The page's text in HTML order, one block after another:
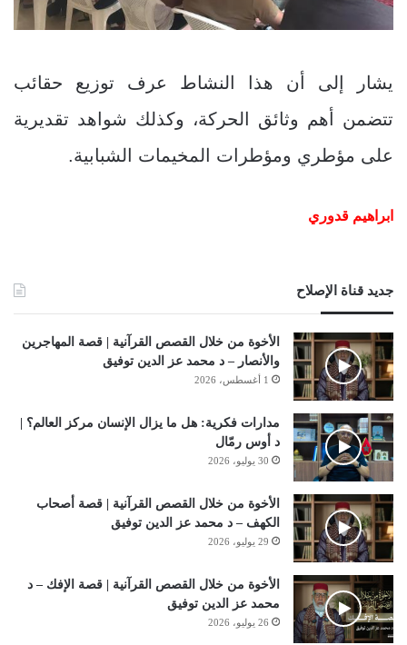
يشار إلى أن هذا النشاط عرف توزيع حقائب
تتضمن أهم وثائق الحركة، وكذلك شواهد تقديرية
على مؤطري ومؤطرات المخيمات الشبابية.
ابراهيم قدوري
جديد قناة الإصلاح
الأخوة من خلال القصص القرآنية | قصة المهاجرين
والأنصار – د محمد عز الدين توفيق
1 أغسطس، 2026
مدارات فكرية: هل ما يزال الإنسان مركز العالم؟ |
د أوس رمّال
30 يوليو، 2026
الأخوة من خلال القصص القرآنية | قصة أصحاب
الكهف – د محمد عز الدين توفيق
29 يوليو، 2026
الأخوة من خلال القصص القرآنية | قصة الإفك – د
محمد عز الدين توفيق
26 يوليو، 2026